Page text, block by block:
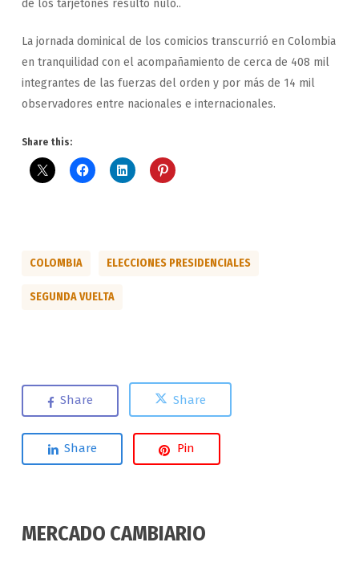
de los tarjetones resultó nulo..
La jornada dominical de los comicios transcurrió en Colombia
en tranquilidad con el acompañamiento de cerca de 408 mil
integrantes de las fuerzas del orden y por más de 14 mil
observadores entre nacionales e internacionales.
Share this:
COLOMBIA ELECCIONES PRESIDENCIALES
SEGUNDA VUELTA
Share Share
Share Pin
MERCADO CAMBIARIO